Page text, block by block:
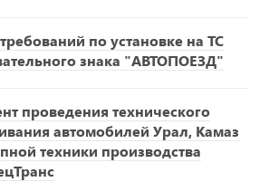
по установке на ТС
знака "АВТОПОЕЗД"
проведения технического
автомобилей Урал, Камаз
техники производства